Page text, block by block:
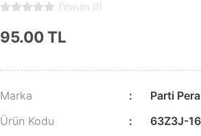
(Yorum 0)
95.00TL
Marka
Parti Pera
Ürün Kodu
63Z3J-